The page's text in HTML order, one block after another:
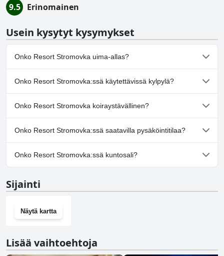
9.5 Erinomainen
Usein kysytyt kysymykset
Onko Resort Stromovka uima-allas?
Kyllä, Resort Stromovka:ssä on uima-allas/altaita, jotka kuuluvat
yhteen tai useampaan seuraavista luokista: Ulkouima-allas.
Onko Resort Stromovka:ssä käytettävissä kylpylä?
Kyllä, Resort Stromovka tarjoaa kylpylän.
Onko Resort Stromovka koiraystävällinen?
Kyllä, Resort Stromovka toivottaa koirat tervetulleiksi.
Onko Resort Stromovka:ssä saatavilla pysäköintitilaa?
Kyllä, Resort Stromovka tarjoaa pysäköintimahdollisuuden.
Onko Resort Stromovka:ssä kuntosali?
Sijainti
Näytä kartta
Lisää vaihtoehtoja